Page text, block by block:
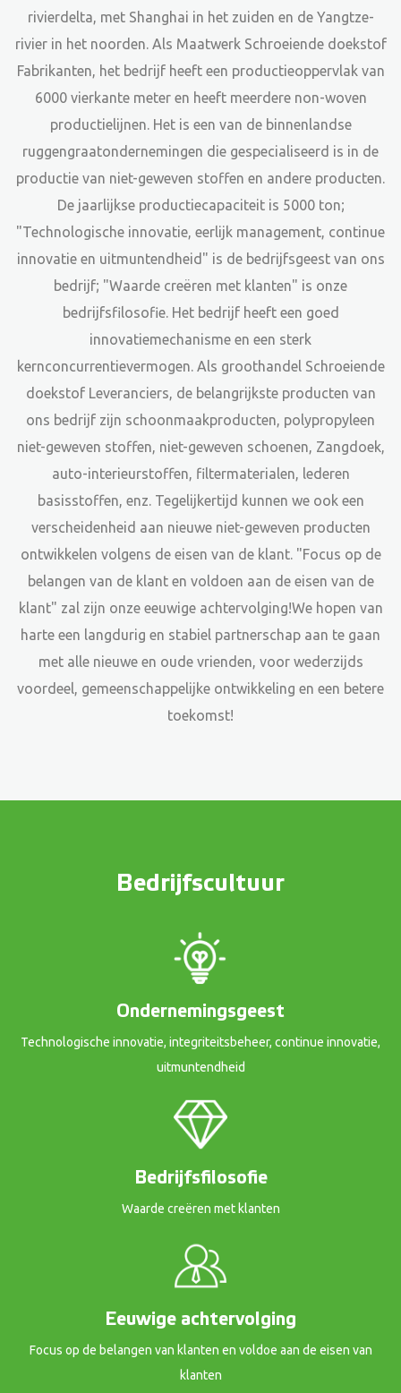
rivierdelta, met Shanghai in het zuiden en de Yangtze-
rivier in het noorden. Als Maatwerk Schroeiende doekstof
Fabrikanten, het bedrijf heeft een productieoppervlak van
6000 vierkante meter en heeft meerdere non-woven
productielijnen. Het is een van de binnenlandse
ruggengraatondernemingen die gespecialiseerd is in de
productie van niet-geweven stoffen en andere producten.
De jaarlijkse productiecapaciteit is 5000 ton;
"Technologische innovatie, eerlijk management, continue
innovatie en uitmuntendheid" is de bedrijfsgeest van ons
bedrijf; "Waarde creëren met klanten" is onze
bedrijfsfilosofie. Het bedrijf heeft een goed
innovatiemechanisme en een sterk
kernconcurrentievermogen. Als groothandel Schroeiende
doekstof Leveranciers, de belangrijkste producten van
ons bedrijf zijn schoonmaakproducten, polypropyleen
niet-geweven stoffen, niet-geweven schoenen, Zangdoek,
auto-interieurstoffen, filtermaterialen, lederen
basisstoffen, enz. Tegelijkertijd kunnen we ook een
verscheidenheid aan nieuwe niet-geweven producten
ontwikkelen volgens de eisen van de klant. "Focus op de
belangen van de klant en voldoen aan de eisen van de
klant" zal zijn onze eeuwige achtervolging!We hopen van
harte een langdurig en stabiel partnerschap aan te gaan
met alle nieuwe en oude vrienden, voor wederzijds
voordeel, gemeenschappelijke ontwikkeling en een betere
toekomst!
Bedrijfscultuur
Ondernemingsgeest
Technologische innovatie, integriteitsbeheer, continue innovatie,
uitmuntendheid
Bedrijfsfilosofie
Waarde creëren met klanten
Eeuwige achtervolging
Focus op de belangen van klanten en voldoe aan de eisen van
klanten